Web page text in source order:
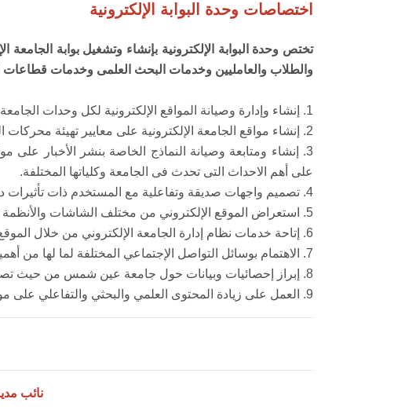
اختصاصات وحدة البوابة الإلكترونية
تختص وحدة البوابة الإلكترونية بإنشاء وتشغيل بوابة الجامعة
والطلاب والعامليين وخدمات البحث العلمى وخدمات
1. إنشاء وإدارة وصيانة المواقع الإلكترونية لكل وحدات الجامعة وكلياتها.
2. إنشاء مواقع الجامعة الإلكترونية على معايير تهيئة محركات البحث لأجل تحسين ظهورها في محركات البحث وتظهر تلك الصفحات في مرتبات متقدمة في نتائج البحث.
3. إنشاء ومتابعة وصيانة النماذج الخاصة بنشر الأخبار على
على أهم الاحداث التى تحدث فى الجامعة وكلياتها المختلفة.
4. تصميم واجهات صديقة وتفاعلية مع المستخدم ذات تأثيرات ديناميكية تخلق جواً من التفاعل مع مراعاة تطبيق المعايير الخاصة بتجارب المستخدم.
5. استعراض الموقع الإلكتروني من مختلف الشاشات والأنظمة كالجوالات الذكية والأجهزة اللوحية وأجهزة التواصل والتفاعل الذكي وشاشات اللمس ذات المقاسات المختلفة.
6. إتاحة خدمات نظام إدارة الجامعة الإلكتروني من خلال الموقع الإلكترونى للجامعة وتسهيل سرعة الوصول للخدمات الإلكترونية.
7. الاهتمام بوسائل التواصل الإجتماعي المختلفة لما لها من أهمية وإقبال من المتصفحين علاوة على سهولة إتاحة الوصول للمعلومات المطلوبة منها.
8. إبراز إحصائيات وبيانات حول جامعة عين شمس من حيث تصنيفها وعدد كلياتها وطلابها وأعضاء هيئة التدريس فيها وغيرها من البيانات العامة.
9. العمل على زيادة المحتوى العلمي والبحثي والتفاعلي على مواقع الجامعة والكليات واعضاء هيئة التدريس بغرض رفع تصنيف الجامعة عربياً وأفريقياً وعالمياً.
نائب